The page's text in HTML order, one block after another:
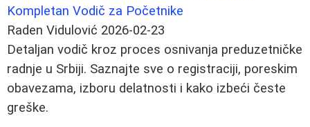
Kompletan Vodič za Početnike
Raden Vidulović 2026-02-23
Detaljan vodič kroz proces osnivanja preduzetničke
radnje u Srbiji. Saznajte sve o registraciji, poreskim
obavezama, izboru delatnosti i kako izbeći česte
greške.